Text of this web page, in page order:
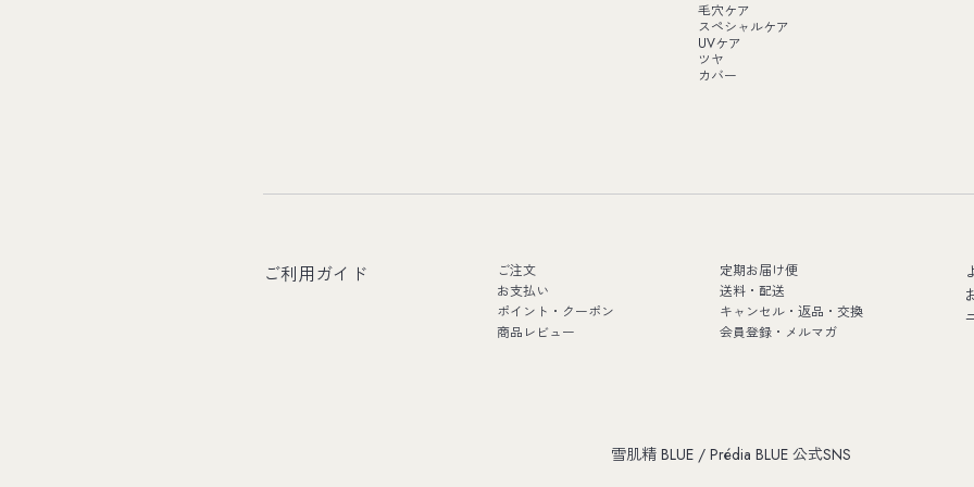
毛穴ケア
スペシャルケア
UVケア
ツヤ
カバー
ご利用ガイド ご注文
定期お届け便
お支払い
送料・配送
ポイント・クーポン
キャンセル・返品・交換
商品レビュー
会員登録・メルマガ
雪肌精 BLUE / Prédia BLUE 公式SNS